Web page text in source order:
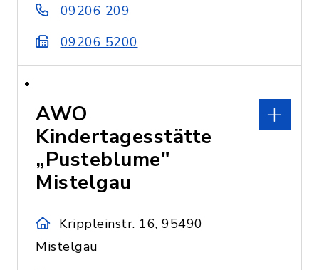
09206 209
09206 5200
AWO
Kindertagesstätte
„Pusteblume"
Mistelgau
Krippleinstr. 16, 95490
Mistelgau